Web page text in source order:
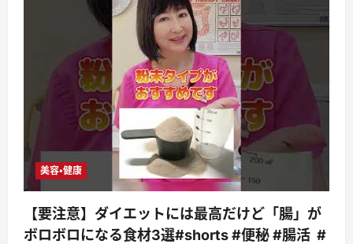
美容・健康
【要注意】ダイエットには最高だけど「腸」が
ボロボロになる食材3選#shorts #便秘 #腸活 #